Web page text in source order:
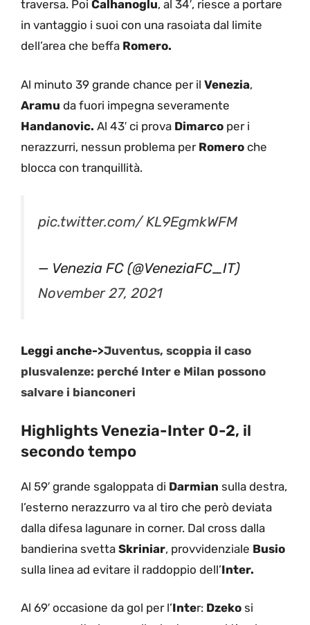
traversa. Poi Calhanoglu, al 34′, riesce a portare
in vantaggio i suoi con una rasoiata dal limite
dell’area che beffa Romero.
Al minuto 39 grande chance per il Venezia,
Aramu da fuori impegna severamente
Handanovic. Al 43′ ci prova Dimarco per i
nerazzurri, nessun problema per Romero che
blocca con tranquillità.
pic.twitter.com/ KL9EgmkWFM
— Venezia FC (@VeneziaFC_IT)
November 27, 2021
Leggi anche->Juventus, scoppia il caso
plusvalenze: perché Inter e Milan possono
salvare i bianconeri
Highlights Venezia-Inter 0-2, il
secondo tempo
Al 59′ grande sgaloppata di Darmian sulla destra,
l’esterno nerazzurro va al tiro che però deviata
dalla difesa lagunare in corner. Dal cross dalla
bandierina svetta Skriniar, provvidenziale Busio
sulla linea ad evitare il raddoppio dell’Inter.
Al 69′ occasione da gol per l’Inter: Dzeko si